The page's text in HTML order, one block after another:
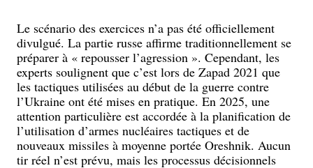
Le scénario des exercices n’a pas été officiellement
divulgué. La partie russe affirme traditionnellement se
préparer à « repousser l’agression ». Cependant, les
experts soulignent que c’est lors de Zapad 2021 que
les tactiques utilisées au début de la guerre contre
l’Ukraine ont été mises en pratique. En 2025, une
attention particulière est accordée à la planification de
l’utilisation d’armes nucléaires tactiques et de
nouveaux missiles à moyenne portée Oreshnik. Aucun
tir réel n’est prévu, mais les processus décisionnels